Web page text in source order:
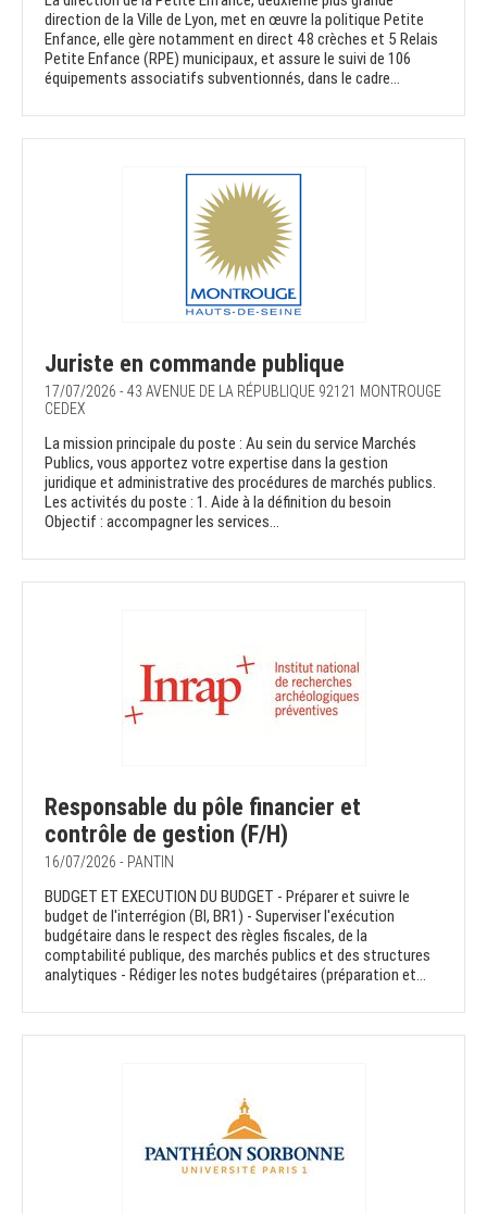
direction de la Ville de Lyon, met en œuvre la politique Petite
Enfance, elle gère notamment en direct 48 crèches et 5 Relais
Petite Enfance (RPE) municipaux, et assure le suivi de 106
équipements associatifs subventionnés, dans le cadre...
Juriste en commande publique
17/07/2026 - 43 AVENUE DE LA RÉPUBLIQUE 92121 MONTROUGE
CEDEX
La mission principale du poste : Au sein du service Marchés
Publics, vous apportez votre expertise dans la gestion
juridique et administrative des procédures de marchés publics.
Les activités du poste : 1. Aide à la définition du besoin
Objectif : accompagner les services...
Responsable du pôle financier et
contrôle de gestion (F/H)
16/07/2026 - PANTIN
BUDGET ET EXECUTION DU BUDGET - Préparer et suivre le
budget de l'interrégion (BI, BR1) - Superviser l'exécution
budgétaire dans le respect des règles fiscales, de la
comptabilité publique, des marchés publics et des structures
analytiques - Rédiger les notes budgétaires (préparation et...